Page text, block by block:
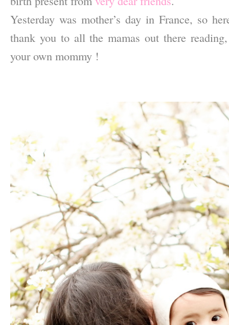
Yesterday was mother’s day in France, so
thank you to all the mamas out there
your own mommy !